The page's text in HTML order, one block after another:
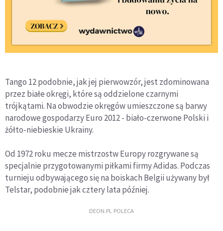
Tango 12 podobnie, jak jej pierwowzór, jest zdominowana
przez białe okręgi, które są oddzielone czarnymi
trójkątami. Na obwodzie okręgów umieszczone są barwy
narodowe gospodarzy Euro 2012 - biało-czerwone Polski i
żółto-niebieskie Ukrainy.
Od 1972 roku mecze mistrzostw Europy rozgrywane są
specjalnie przygotowanymi piłkami firmy Adidas. Podczas
turnieju odbywającego się na boiskach Belgii używany był
Telstar, podobnie jak cztery lata później.
DEON.PL POLECA